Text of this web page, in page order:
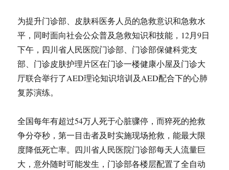
为提升门诊部、皮肤科医务人员的急救意识和急救水
平，同时面向社会公众普及急救知识和技能，12月9日
下午，四川省人民医院门诊部、门诊部保健科党支
部、门诊皮肤护理片区在门诊一楼健康小屋及门诊大
厅联合举行了AED理论知识培训及AED配合下的心肺
复苏演练。
全国每年有超过54万人死于心脏骤停，而猝死的抢救
争分夺秒，第一目击者及时实施现场抢救，能最大限
度降低死亡率。四川省人民医院门诊部每天人流量巨
大，意外随时可能发生，门诊部各楼层配置了全自动